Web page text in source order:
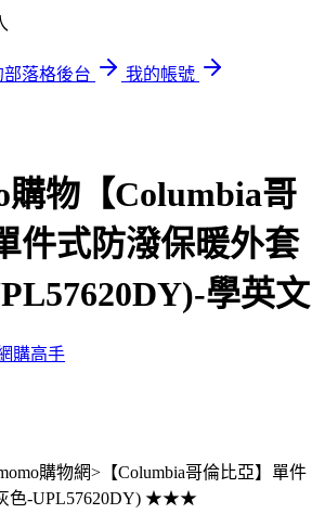
部落格後台
我的帳號
購物【Columbia哥
件式防潑保暖外套
學英文
購高手
購物網>【Columbia哥倫比亞】單件
色-UPL57620DY) ★★★